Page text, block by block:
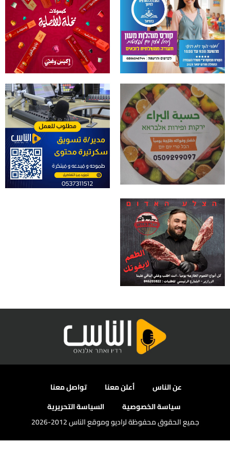
عن الناس أعلن معنا
تواصل معنا
سياسة الخصوصية
السياسة التحريرية
جميع الحقوق محفوظة لراديو وموقع الناس 2012-2026